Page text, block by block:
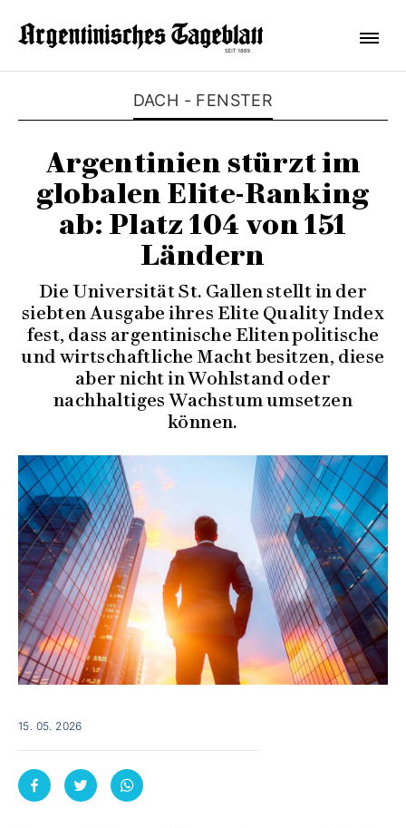
DACH - FENSTER
Argentinien stürzt im
globalen Elite-Ranking
ab: Platz 104 von 151
Ländern
Die Universität St. Gallen stellt in der
siebten Ausgabe ihres Elite Quality Index
fest, dass argentinische Eliten politische
und wirtschaftliche Macht besitzen, diese
aber nicht in Wohlstand oder
nachhaltiges Wachstum umsetzen
können.
15. 05. 2026